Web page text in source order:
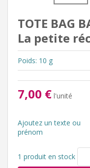
TOTE BAG
La petite
Poids: 10 g
7,00 € l'unité
Ajoutez un texte ou
prénom
1 produit en stock